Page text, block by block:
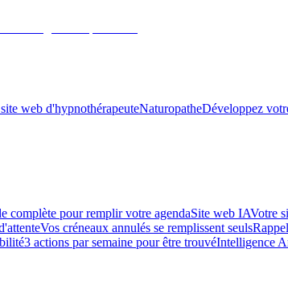
web d'hypnothérapeuteNaturopatheDéveloppez
complète pour remplir votre agendaSite web IAVotre
Vos créneaux annulés se remplissent seuls
3 actions par semaine pour être trouvéIntelligence